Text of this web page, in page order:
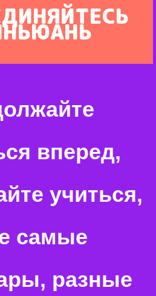
вперед,
учиться,
самые
разные